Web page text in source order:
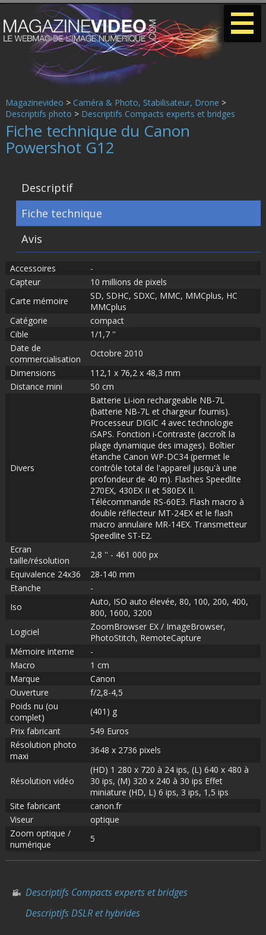
Magazinevideo > Caméra & Photo, Stabilisateur, Drone >
Descriptifs photo > Descriptifs Compacts experts et bridges
Fiche technique du Canon
Powershot G12
Descriptif
Fiche technique
Avis
Accessoires
-
Capteur
10 millions de pixels
Carte mémoire
SD, SDHC, SDXC, MMC, MMCplus, HC
MMCplus
Catégorie
compact
Cible
1/1,7 ''
Date de
commercialisation
Octobre 2010
Dimensions
112,1 x 76,2 x 48,3 mm
Distance mini
50 cm
Divers
Batterie Li-ion rechargeable NB-7L
(batterie NB-7L et chargeur fournis).
Processeur DIGIC 4 avec technologie
iSAPS. Fonction i-Contraste (accroît la
plage dynamique des images). Boîtier
étanche Canon WP-DC34 (permet le
contrôle total de l'appareil jusqu'à une
profondeur de 40 m). Flashes Speedlite
270EX, 430EX II et 580EX II.
Télécommande RS-60E3. Flash macro à
double réflecteur MT-24EX et le flash
macro annulaire MR-14EX. Transmetteur
Speedlite ST-E2.
Ecran
taille/résolution
2,8 '' - 461 000 px
Equivalence 24x36
28-140 mm
Etanche
-
Iso
Auto, ISO auto élevée, 80, 100, 200, 400,
800, 1600, 3200
Logiciel
ZoomBrowser EX / ImageBrowser,
PhotoStitch, RemoteCapture
Mémoire interne
-
Macro
1 cm
Marque
Canon
Ouverture
f/2,8-4,5
Poids nu (ou
complet)
(401) g
Prix fabricant
549 Euros
Résolution photo
maxi
3648 x 2736 pixels
Résolution vidéo
(HD) 1 280 x 720 à 24 ips, (L) 640 x 480 à
30 ips, (M) 320 x 240 à 30 ips Effet
miniature (HD, L) 6 ips, 3 ips, 1,5 ips
Site fabricant
canon.fr
Viseur
optique
Zoom optique /
numérique
5
Descriptifs Compacts experts et bridges
Descriptifs DSLR et hybrides
-
-
-